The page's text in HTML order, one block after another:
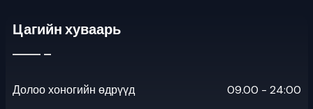
Цагийн хуваарь
Долоо хоногийн өдрүүд 09.00 - 24:00